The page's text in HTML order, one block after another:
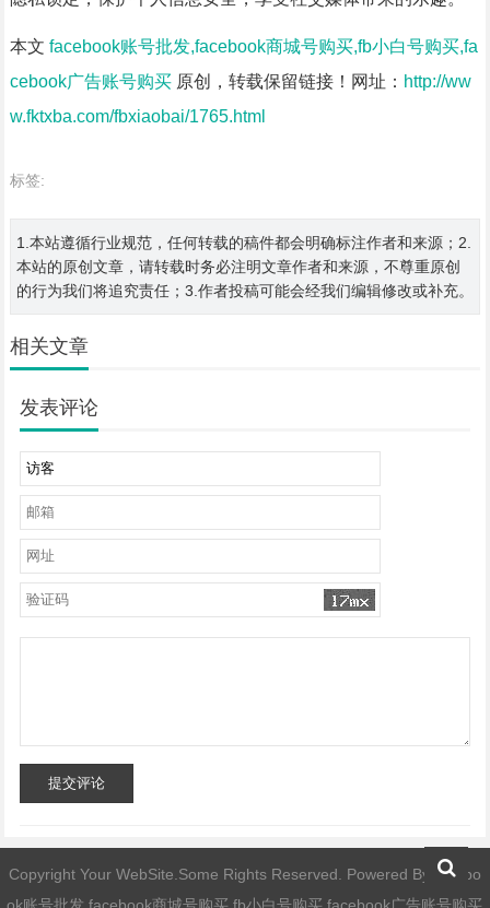
本文 facebook账号批发,facebook商城号购买,fb小白号购买,fa
cebook广告账号购买原创，转载保留链接！网址： http://ww
w.fktxba.com/fbxiaobai/1765.html
标签:
1.本站遵循行业规范，任何转载的稿件都会明确标注作者和来源；2.
本站的原创文章，请转载时务必注明文章作者和来源，不尊重原创
的行为我们将追究责任；3.作者投稿可能会经我们编辑修改或补充。
相关文章
发表评论
提交评论
Copyright Your WebSite.Some Rights Reserved. Powered By
facebo
ok账号批发,facebook商城号购买,fb小白号购买,facebook广告账号购买